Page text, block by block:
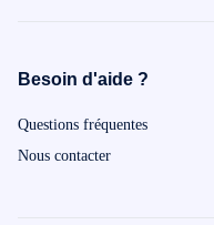
Besoin d'aide ?
Questions fréquentes
Nous contacter